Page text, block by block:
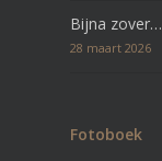
Bijna zover…
28 maart 2026
Fotoboek